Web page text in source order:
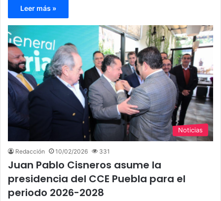
Leer más »
Noticias
Redacción 10/02/2026 331
Juan Pablo Cisneros asume la
presidencia del CCE Puebla para el
periodo 2026-2028